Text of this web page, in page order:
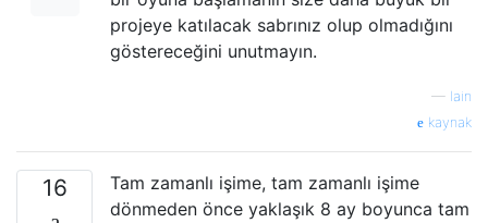
projeye katılacak sabrınız olup olmadığını
göstereceğini unutmayın.
— Iain
kaynak
16
Tam zamanlı işime, tam zamanlı işime
dönmeden önce yaklaşık 8 ay boyunca tam